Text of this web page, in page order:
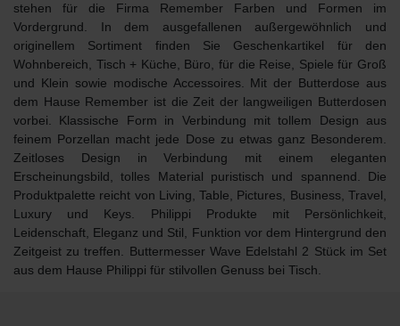
stehen für die Firma Remember Farben und Formen im
Vordergrund. In dem ausgefallenen außergewöhnlich und
originellem Sortiment finden Sie Geschenkartikel für den
Wohnbereich, Tisch + Küche, Büro, für die Reise, Spiele für Groß
und Klein sowie modische Accessoires. Mit der Butterdose aus
dem Hause Remember ist die Zeit der langweiligen Butterdosen
vorbei. Klassische Form in Verbindung mit tollem Design aus
feinem Porzellan macht jede Dose zu etwas ganz Besonderem.
Zeitloses Design in Verbindung mit einem eleganten
Erscheinungsbild, tolles Material puristisch und spannend. Die
Produktpalette reicht von Living, Table, Pictures, Business, Travel,
Luxury und Keys. Philippi Produkte mit Persönlichkeit,
Leidenschaft, Eleganz und Stil, Funktion vor dem Hintergrund den
Zeitgeist zu treffen. Buttermesser Wave Edelstahl 2 Stück im Set
aus dem Hause Philippi für stilvollen Genuss bei Tisch.